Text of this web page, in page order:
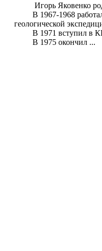
Игорь Яковенко
В 1967-1968 работал
геологической
В 1971 вступил в
В 1975 окончил ...